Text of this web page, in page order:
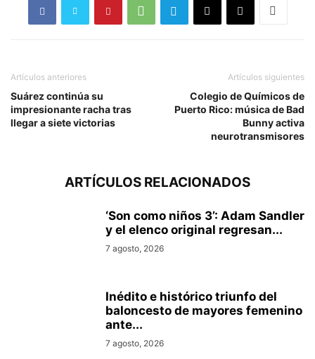
Artículos anteriores
Suárez continúa su
impresionante racha tras
llegar a siete victorias
Artículos siguientes
Colegio de Químicos de
Puerto Rico: música de Bad
Bunny activa
neurotransmisores
ARTÍCULOS RELACIONADOS
‘Son como niños 3’: Adam Sandler
y el elenco original regresan...
7 agosto, 2026
Inédito e histórico triunfo del
baloncesto de mayores femenino
ante...
7 agosto, 2026